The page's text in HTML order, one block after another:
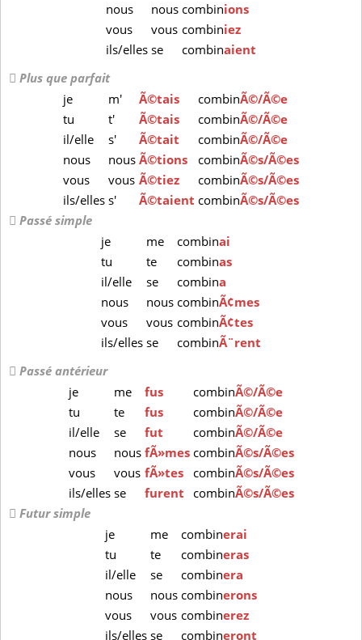
nous
nous combinions
vous
vous combiniez
ils/ellesse combinaient
Plus que parfait
je
m' Ã©tais combinÃ©/Ã©e
tu
t' Ã©tais combinÃ©/Ã©e
il/elle
s' Ã©tait combinÃ©/Ã©e
nous
nousÃ©tions combinÃ©s/Ã©es
vous
vous Ã©tiez combinÃ©s/Ã©es
ils/elless' Ã©taient combinÃ©s/Ã©es
Passé simple
je
me combinai
tu
te combinas
il/elle
se combina
nous
nous combinÃ¢mes
vous
vous combinÃ¢tes
ils/ellesse combinÃ¨rent
Passé antérieur
je
me fus combinÃ©/Ã©e
tu
te fus combinÃ©/Ã©e
il/elle
se fut combinÃ©/Ã©e
nous
nous fÃ»mes combinÃ©s/Ã©es
vous
vous fÃ»tes combinÃ©s/Ã©es
ils/elles se furent combinÃ©s/Ã©es
Futur simple
je
me combinerai
tu
te combineras
il/elle
se combinera
nous
nous combinerons
vous
vous combinerez
ils/ellesse combineront